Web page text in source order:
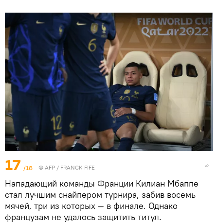
17 /18 © AFP / FRANCK FIFE
Нападающий команды Франции Килиан Мбаппе
стал лучшим снайпером турнира, забив восемь
мячей, три из которых — в финале. Однако
французам не удалось защитить титул.